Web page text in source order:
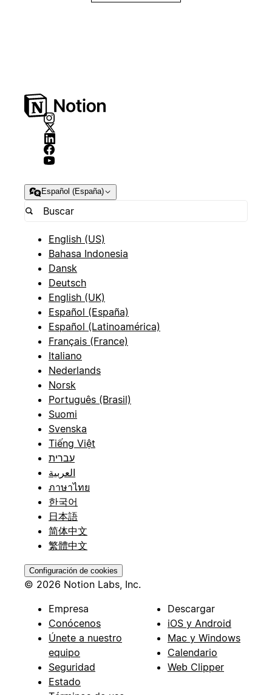
Español (España)
English (US)
Bahasa Indonesia
Dansk
Deutsch
English (UK)
Español (España)
Español (Latinoamérica)
Français (France)
Italiano
Nederlands
Norsk
Português (Brasil)
Suomi
Svenska
Tiếng Việt
עברית
العربية
ภาษาไทย
한국어
日本語
简体中文
繁體中文
Configuración de cookies
© 2026 Notion Labs, Inc.
Empresa
Conócenos
Únete a nuestro
equipo
Seguridad
Estado
Descargar
iOS y Android
Mac y Windows
Calendario
Web Clipper